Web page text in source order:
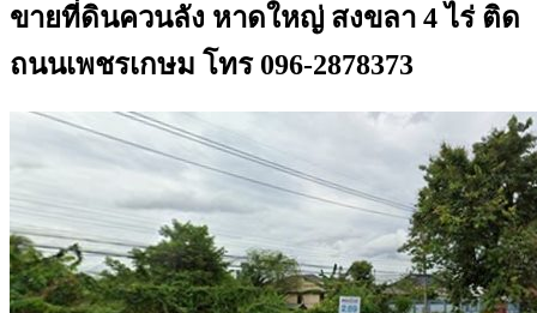
ขายที่ดินควนลัง หาดใหญ่ สงขลา 4 ไร่ ติด
ถนนเพชรเกษม โทร 096-2878373